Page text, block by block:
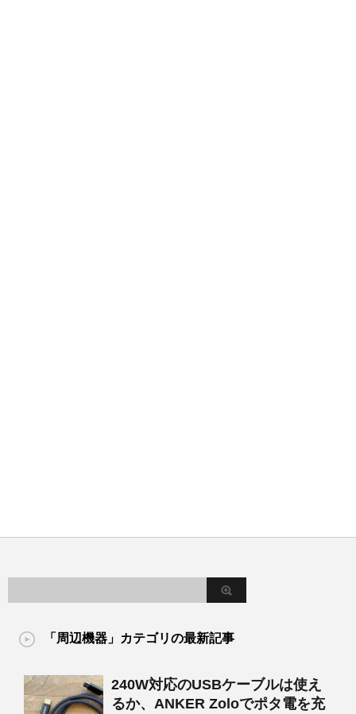
「周辺機器」カテゴリの最新記事
240W対応のUSBケーブルは使え
るか、ANKER Zoloでポタ電を充